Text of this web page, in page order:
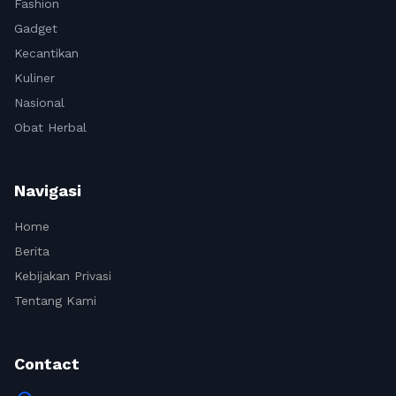
Fashion
Gadget
Kecantikan
Kuliner
Nasional
Obat Herbal
Navigasi
Home
Berita
Kebijakan Privasi
Tentang Kami
Contact